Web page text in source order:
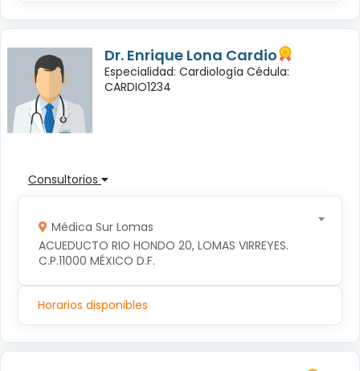
Dr. Enrique Lona Cardio
Especialidad: Cardiología Cédula:
CARDIO1234
Consultorios
Médica Sur Lomas
ACUEDUCTO RIO HONDO 20, LOMAS VIRREYES.
C.P.11000 MÉXICO D.F.
Horarios disponibles